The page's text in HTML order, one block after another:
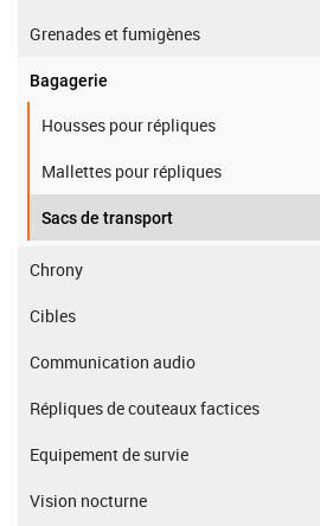
Grenades et fumigènes
Bagagerie
Housses pour répliques
Mallettes pour répliques
Sacs de transport
Chrony
Cibles
Communication audio
Répliques de couteaux factices
Equipement de survie
Vision nocturne